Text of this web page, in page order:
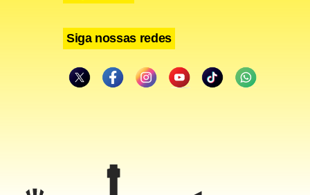
na
Siga nossas redes